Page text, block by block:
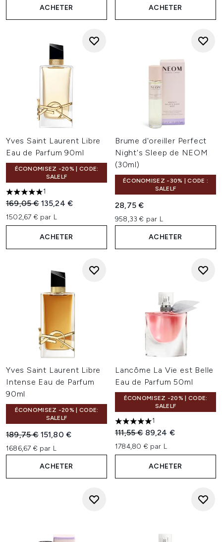
ACHETER ACHETER
Yves Saint Laurent Libre
Eau de Parfum 90ml
ÉCONOMISEZ -20% | CODE:
SALELF
5 étoiles sur un maximum de 5
1
Prix de vente :
169,05 € Prix ​​actuel :
135,24 €
1502,67 € par L
ACHETER
Brume d'oreiller Perfect
Night's Sleep de NEOM
(30ml)
ÉCONOMISEZ -30% | CODE :
SALELF
28,75 €
958,33 € par L
ACHETER
Yves Saint Laurent Libre
Intense Eau de Parfum
90ml
ÉCONOMISEZ -20% | CODE:
SALELF
Prix de vente :
189,75 € Prix ​​actuel :
151,80 €
1686,67 € par L
ACHETER
Lancôme La Vie est Belle
Eau de Parfum 50ml
ÉCONOMISEZ -20% | CODE:
SALELF
5 étoiles sur un maximum de
1
Prix de vente :
111,55 € Prix ​​actuel :
89,24 €
1784,80 € par L
ACHETER